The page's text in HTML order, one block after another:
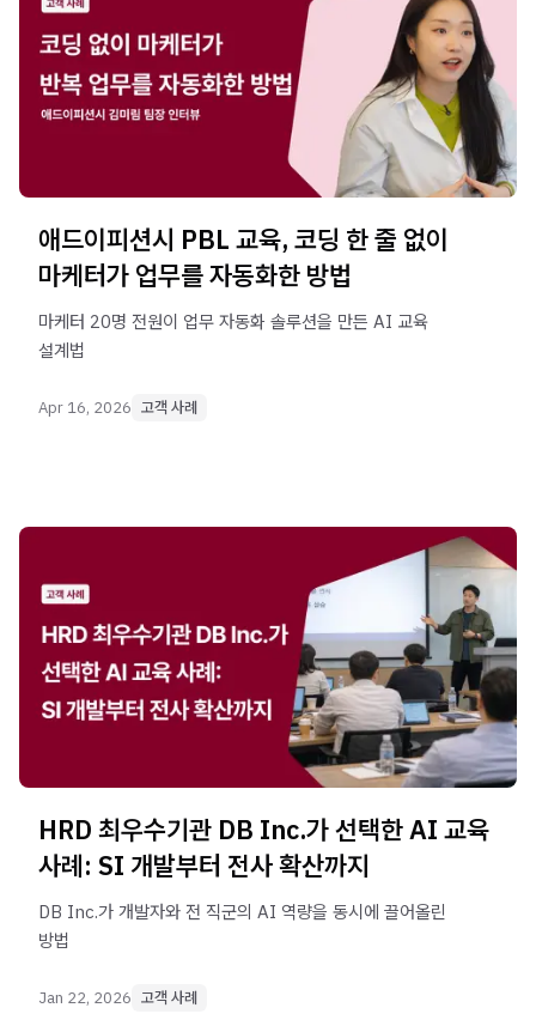
애드이피션시 PBL 교육, 코딩 한 줄 없이
마케터가 업무를 자동화한 방법
마케터 20명 전원이 업무 자동화 솔루션을 만든 AI 교육
설계법
Apr 16, 2026 고객 사례
HRD 최우수기관 DB Inc.가 선택한 AI 교육
사례: SI 개발부터 전사 확산까지
DB Inc.가 개발자와 전 직군의 AI 역량을 동시에 끌어올린
방법
Jan 22, 2026 고객 사례